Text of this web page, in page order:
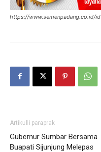
https://www.semenpadang.co.id/id
Artikulli paraprak
Gubernur Sumbar Bersama
Buapati Sijunjung Melepas